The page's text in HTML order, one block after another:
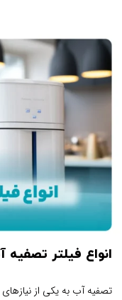
انواع فیلتر تصفیه
تصفیه آب به یکی از